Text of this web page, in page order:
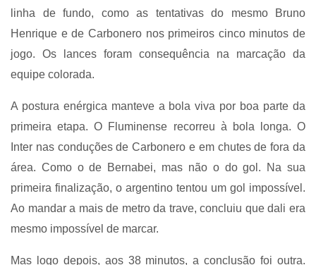
linha de fundo, como as tentativas do mesmo Bruno
Henrique e de Carbonero nos primeiros cinco minutos de
jogo. Os lances foram consequência na marcação da
equipe colorada.
A postura enérgica manteve a bola viva por boa parte da
primeira etapa. O Fluminense recorreu à bola longa. O
Inter nas conduções de Carbonero e em chutes de fora da
área. Como o de Bernabei, mas não o do gol. Na sua
primeira finalização, o argentino tentou um gol impossível.
Ao mandar a mais de metro da trave, concluiu que dali era
mesmo impossível de marcar.
Mas logo depois, aos 38 minutos, a conclusão foi outra.